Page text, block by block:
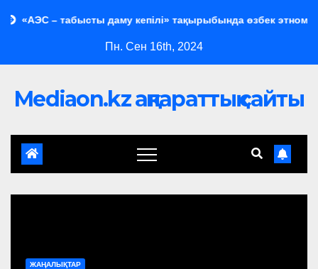
– табысты даму кепілі» тақырыбында өзбек этномәдени
Пн. Сен 16th, 2024
Mediaon.kz ақпараттық сайты
ЖАҢАЛЫҚТАР